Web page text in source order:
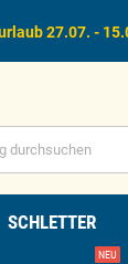
27.07. -
SCHLETTER
NEU